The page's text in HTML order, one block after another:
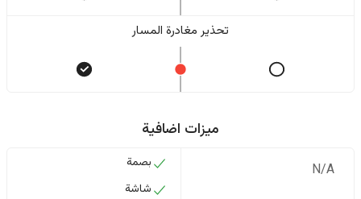
تحذير مغادرة المسار
ميزات اضافية
N/A
بصمة
شاشة